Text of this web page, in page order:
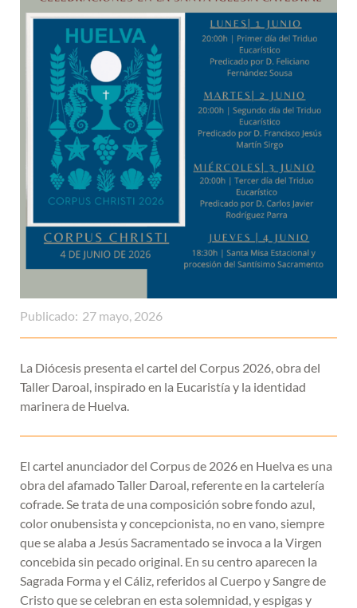
Publicado: 27 mayo, 2026
La Diócesis presenta el cartel del Corpus 2026, obra del
Taller Daroal, inspirado en la Eucaristía y la identidad
marinera de Huelva.
El cartel anunciador del Corpus de 2026 en Huelva es una
obra del afamado Taller Daroal, referente en la cartelería
cofrade. Se trata de una composición sobre fondo azul,
color onubensista y concepcionista, no en vano, siempre
que se alaba a Jesús Sacramentado se invoca a la Virgen
concebida sin pecado original. En su centro aparecen la
Sagrada Forma y el Cáliz, referidos al Cuerpo y Sangre de
Cristo que se celebran en esta solemnidad, y espigas y